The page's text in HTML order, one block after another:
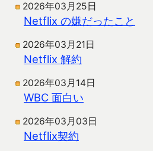
2026年03月25日
Netflix の嫌だったこと
2026年03月21日
Netflix 解約
2026年03月14日
WBC 面白い
2026年03月03日
Netflix契約